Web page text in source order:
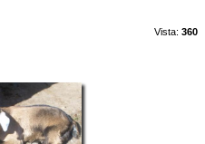
Vista: 360